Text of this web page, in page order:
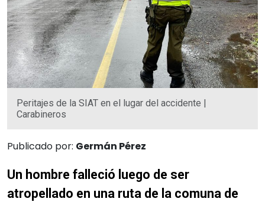
Peritajes de la SIAT en el lugar del accidente |
Carabineros
Publicado por: Germán Pérez
Un hombre falleció luego de ser
atropellado en una ruta de la comuna de